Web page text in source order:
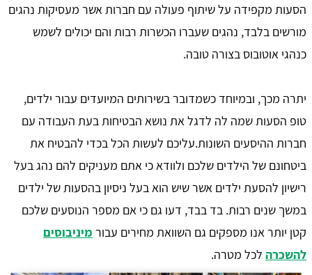
הסעות מקפידה על שיתוף פעולה עם חברות אשר מעסיקות נהגים
מורשים בלבד, נהגים שעברו הכשרות רבות והם יכולים לשמש
כנהגי אוטובוס בצורה טובה.
יתרה מכך, ובמיוחד כשמדובר בשירותים המיועדים עבור ילדים,
טופ הסעות שמה לה לדגל את נושא הבטיחות בעת העבודה עם
חברות ההיסעים השונות.עליכם לעשות הכל בכדי להבטיח את
ביטחונם של הילדים שלכם ולוודא כי אתם מעניקים להם נהג בעל
רישיון להסעת ילדים אשר שיש הוא בעל ניסיון בהסעות של ילדים
במשך שנים רבות. בד בבד, דעו גם כי אם מספר הנוסעים שלכם
קטן יותר אנו מספקים גם השוואת מחירים עבור מיניבוסים
להשכרה לכל מטרה.